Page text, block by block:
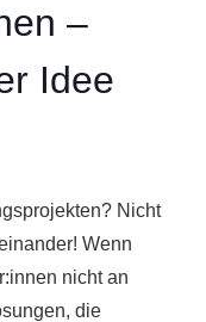
–
Idee
Nicht
Wenn
nicht an
die